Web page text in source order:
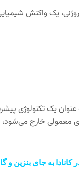
یک واکنش شیمیایی
یک تکنولوژی
معمولی خارج
به جای بنزین